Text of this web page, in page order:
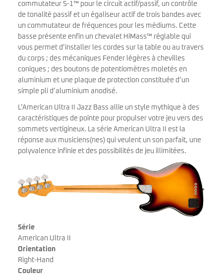
commutateur S-1™ pour le circuit actif/passif, un contrôle
de tonalité passif et un égaliseur actif de trois bandes avec
un commutateur de fréquences pour les médiums. Cette
basse présente enfin un chevalet HiMass™ réglable qui
vous permet d’installer les cordes sur la table ou au travers
du corps ; des mécaniques Fender légères à chevilles
coniques ; des boutons de potentiomètres moletés en
aluminium et une plaque de protection constituée d’un
simple pli d’aluminium anodisé.
L’American Ultra II Jazz Bass allie un style mythique à des
caractéristiques de pointe pour propulser votre jeu vers des
sommets vertigineux. La série American Ultra II est la
réponse aux musiciens(nes) qui veulent un son parfait, une
polyvalence infinie et des possibilités de jeu illimitées.
Série
American Ultra II
Orientation
Right-Hand
Couleur